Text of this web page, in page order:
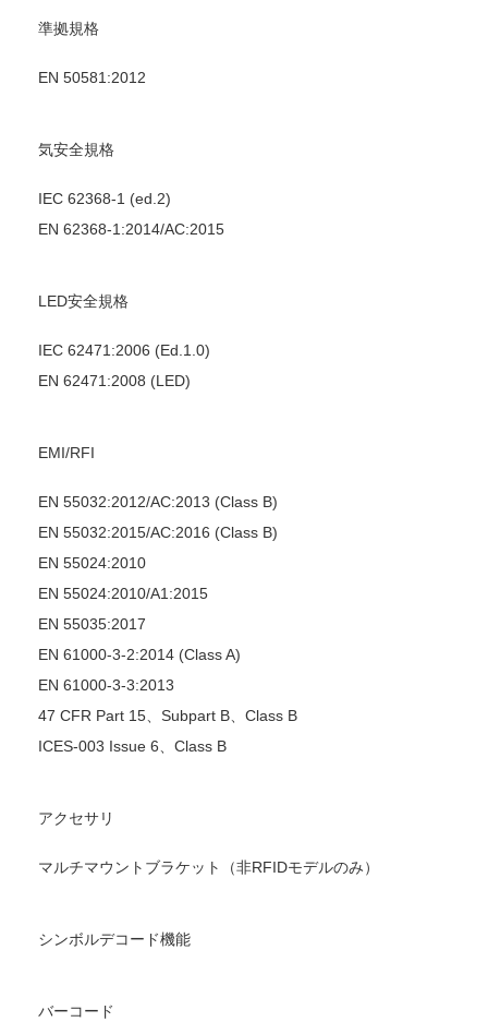
準拠規格
EN 50581:2012
気安全規格
IEC 62368-1 (ed.2)
EN 62368-1:2014/AC:2015
LED安全規格
IEC 62471:2006 (Ed.1.0)
EN 62471:2008 (LED)
EMI/RFI
EN 55032:2012/AC:2013 (Class B)
EN 55032:2015/AC:2016 (Class B)
EN 55024:2010
EN 55024:2010/A1:2015
EN 55035:2017
EN 61000-3-2:2014 (Class A)
EN 61000-3-3:2013
47 CFR Part 15、Subpart B、Class B
ICES-003 Issue 6、Class B
アクセサリ
マルチマウントブラケット（非RFIDモデルのみ）
シンボルデコード機能
バーコード